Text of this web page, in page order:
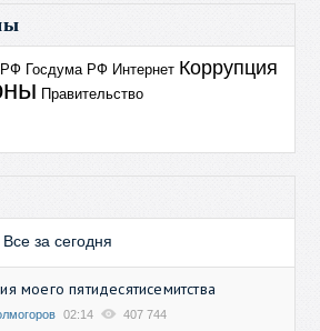
РФ Госдума РФ Интернет Коррупция
Правительство
Все за сегодня
моего пятидесятисемитства
02:14 407 744